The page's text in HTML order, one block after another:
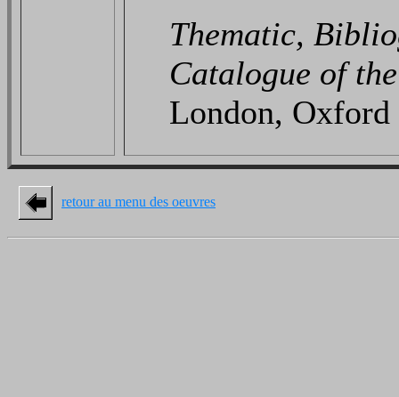
Thematic,
Catalogue of
London, Oxford
retour au menu des oeuvres